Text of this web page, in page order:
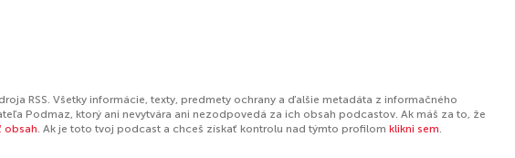
RSS. Všetky informácie, texty, predmety ochrany a ďalšie metadáta z informačného
Podmaz, ktorý ani nevytvára ani nezodpovedá za ich obsah podcastov. Ak máš za to, že
obsah. Ak je toto tvoj podcast a chceš získať kontrolu nad týmto profilom klikni sem.